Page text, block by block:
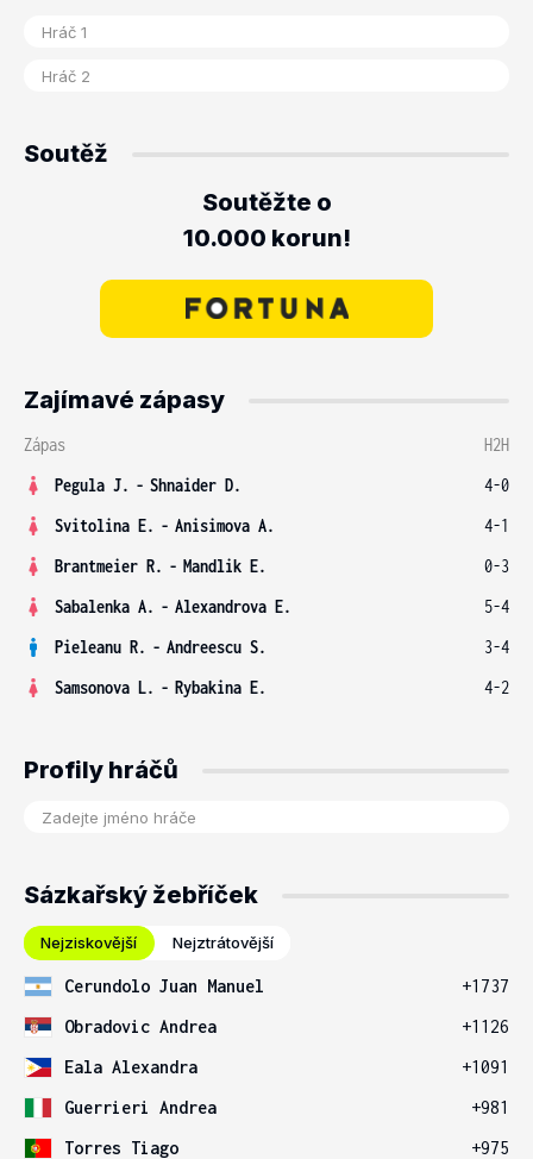
Soutěž
Soutěžte o
10.000 korun!
Zajímavé zápasy
Zápas
H2H
Pegula J. - Shnaider D.
4-0
Svitolina E. - Anisimova A.
4-1
Brantmeier R. - Mandlik E.
0-3
Sabalenka A. - Alexandrova E.
5-4
Pieleanu R. - Andreescu S.
3-4
Samsonova L. - Rybakina E. 4-2
Profily hráčů
Sázkařský žebříček
Nejziskovější Nejztrátovější
Cerundolo Juan Manuel
+1737
Obradovic Andrea
+1126
Eala Alexandra
+1091
Guerrieri Andrea
+981
Torres Tiago
+975